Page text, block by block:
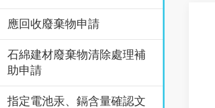
應回收廢棄物申請
石綿建材廢棄物清除處理補
助申請
指定電池汞、鎘含量確認文